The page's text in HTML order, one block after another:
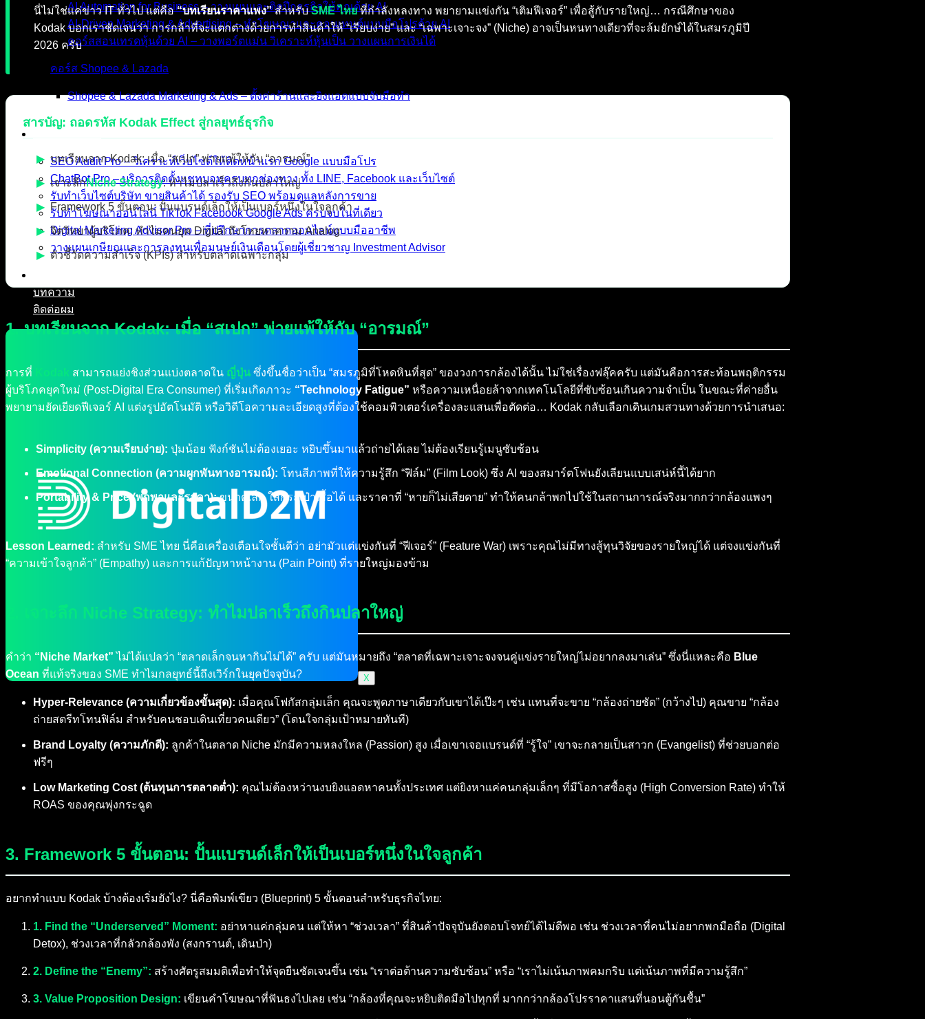
AI Automation for Business – วางแผนและติดปีกธุรกิจให้คุณด้วย AI
AI-Driven Marketing & Advertising – ทำโฆษณาและคอนเทนต์แบบมือโปรด้วย AI
คอร์สสอนเทรดหุ้นด้วย AI – วางพอร์ตแม่น วิเคราะห์หุ้นเป็น วางแผนการเงินได้
คอร์ส Shopee & Lazada
Shopee & Lazada Marketing & Ads – ตั้งค่าร้านและยิงแอดแบบจับมือทำ
SEO Audit Pro – วิเคราะห์เว็บไซต์ให้ติดหน้าแรก Google แบบมือโปร
ChatBot Pro – บริการติดตั้งแชทบอทครบทุกช่องทาง ทั้ง LINE, Facebook และเว็บไซต์
รับทำเว็บไซต์บริษัท ขายสินค้าได้ รองรับ SEO พร้อมดูแลหลังการขาย
รับทำโฆษณาออนไลน์ TikTok Facebook Google Ads ครบจบในที่เดียว
Digital Marketing Advisor Pro – ที่ปรึกษาการตลาดออนไลน์แบบมืออาชีพ
วางแผนเกษียณและการลงทุนเพื่อมนุษย์เงินเดือนโดยผู้เชี่ยวชาญ Investment Advisor
บทความ
ติดต่อผม
X
นี่ไม่ใช่แค่ข่าว IT ทั่วไป แต่คือ“บทเรียนราคาแพง”สำหรับSME ไทยที่กำลังหลงทาง พยายามแข่งกัน “เติมฟีเจอร์” เพื่อสู้กับรายใหญ่… กรณีศึกษาของ
Kodak บอกเราชัดเจนว่า การกล้าที่จะแตกต่างด้วยการทำสินค้าให้ “เรียบง่าย” และ “เฉพาะเจาะจง” (Niche) อาจเป็นหนทางเดียวที่จะล้มยักษ์ได้ในสมรภูมิปี
2026 ครับ
สารบัญ: ถอดรหัส Kodak Effect สู่กลยุทธ์ธุรกิจ
▶ บทเรียนจาก Kodak: เมื่อ “สเปก” พ่ายแพ้ให้กับ “อารมณ์”
▶ เจาะลึกNiche Strategy: ทำไมปลาเร็วถึงกินปลาใหญ่
▶ Framework 5 ขั้นตอน: ปั้นแบรนด์เล็กให้เป็นเบอร์หนึ่งในใจลูกค้า
▶ จิตวิทยาผู้บริโภค: ทำไมคนยุค Digital ถึงโหยหาความ Analog
▶ ตัวชี้วัดความสำเร็จ (KPIs) สำหรับตลาดเฉพาะกลุ่ม
1. บทเรียนจาก Kodak: เมื่อ “สเปก” พ่ายแพ้ให้กับ “อารมณ์”
การที่ สามารถแย่งชิงส่วนแบ่งตลาดใน ญี่ปุ่น ซึ่งขึ้นชื่อว่าเป็น “สมรภูมิที่โหดหินที่สุด” ของวงการกล้องได้นั้น ไม่ใช่เรื่องฟลุ๊คครับ แต่มันคือการสะท้อนพฤติกรรม
ผู้บริโภคยุคใหม่ (Post-Digital Era Consumer) ที่เริ่มเกิดภาวะ “Technology Fatigue” หรือความเหนื่อยล้าจากเทคโนโลยีที่ซับซ้อนเกินความจำเป็น ในขณะที่ค่ายอื่น
พยายามยัดเยียดฟีเจอร์ AI แต่งรูปอัตโนมัติ หรือวิดีโอความละเอียดสูงที่ต้องใช้คอมพิวเตอร์เครื่องละแสนเพื่อตัดต่อ… Kodak กลับเลือกเดินเกมสวนทางด้วยการนำเสนอ:
Simplicity (ความเรียบง่าย): ปุ่มน้อย ฟังก์ชันไม่ต้องเยอะ หยิบขึ้นมาแล้วถ่ายได้เลย ไม่ต้องเรียนรู้เมนูซับซ้อน
Emotional Connection (ความผูกพันทางอารมณ์): โทนสีภาพที่ให้ความรู้สึก “ฟิล์ม” (Film Look) ซึ่ง AI ของสมาร์ตโฟนยังเลียนแบบเสน่ห์นี้ได้ยาก
Portability & Price (พกพาและราคา):ขนาดเล็ก ใส่กระเป๋าเสื้อได้ และราคาที่ “หายก็ไม่เสียดาย” ทำให้คนกล้าพกไปใช้ในสถานการณ์จริงมากกว่ากล้องแพงๆ
Lesson Learned: สำหรับ SME ไทย นี่คือเครื่องเตือนใจชั้นดีว่า อย่ามัวแต่แข่งกันที่ “ฟีเจอร์” (Feature War) เพราะคุณไม่มีทางสู้ทุนวิจัยของรายใหญ่ได้ แต่จงแข่งกันที่
“ความเข้าใจลูกค้า” (Empathy) และการแก้ปัญหาหน้างาน (Pain Point) ที่รายใหญ่มองข้าม
2. เจาะลึก Niche Strategy: ทำไมปลาเร็วถึงกินปลาใหญ่
คำว่า “Niche Market” ไม่ได้แปลว่า “ตลาดเล็กจนหากินไม่ได้” ครับ แต่มันหมายถึง “ตลาดที่เฉพาะเจาะจงจนคู่แข่งรายใหญ่ไม่อยากลงมาเล่น” ซึ่งนี่แหละคือ Blue
Ocean ที่แท้จริงของ SME ทำไมกลยุทธ์นี้ถึงเวิร์กในยุคปัจจุบัน?
Hyper-Relevance (ความเกี่ยวข้องขั้นสุด): เมื่อคุณโฟกัสกลุ่มเล็ก คุณจะพูดภาษาเดียวกับเขาได้เป๊ะๆ เช่น แทนที่จะขาย “กล้องถ่ายชัด” (กว้างไป) คุณขาย “กล้อง
ถ่ายสตรีทโทนฟิล์ม สำหรับคนชอบเดินเที่ยวคนเดียว” (โดนใจกลุ่มเป้าหมายทันที)
Brand Loyalty (ความภักดี): ลูกค้าในตลาด Niche มักมีความหลงใหล (Passion) สูง เมื่อเขาเจอแบรนด์ที่ “รู้ใจ” เขาจะกลายเป็นสาวก (Evangelist) ที่ช่วยบอกต่อ
ฟรีๆ
Low Marketing Cost (ต้นทุนการตลาดต่ำ): คุณไม่ต้องหว่านงบยิงแอดหาคนทั้งประเทศ แต่ยิงหาแค่คนกลุ่มเล็กๆ ที่มีโอกาสซื้อสูง (High Conversion Rate) ทำให้
ROAS ของคุณพุ่งกระฉูด
3. Framework 5 ขั้นตอน: ปั้นแบรนด์เล็กให้เป็นเบอร์หนึ่งในใจลูกค้า
อยากทำแบบ Kodak บ้างต้องเริ่มยังไง? นี่คือพิมพ์เขียว (Blueprint) 5 ขั้นตอนสำหรับธุรกิจไทย:
1. Find the “Underserved” Moment: อย่าหาแค่กลุ่มคน แต่ให้หา “ช่วงเวลา” ที่สินค้าปัจจุบันยังตอบโจทย์ได้ไม่ดีพอ เช่น ช่วงเวลาที่คนไม่อยากพกมือถือ (Digital
Detox), ช่วงเวลาที่กลัวกล้องพัง (สงกรานต์, เดินป่า)
2. Define the “Enemy”: สร้างศัตรูสมมติเพื่อทำให้จุดยืนชัดเจนขึ้น เช่น “เราต่อต้านความซับซ้อน” หรือ “เราไม่เน้นภาพคมกริบ แต่เน้นภาพที่มีความรู้สึก”
3. Value Proposition Design: เขียนคำโฆษณาที่ฟันธงไปเลย เช่น “กล้องที่คุณจะหยิบติดมือไปทุกที่ มากกว่ากล้องโปรราคาแสนที่นอนตู้กันชื้น”